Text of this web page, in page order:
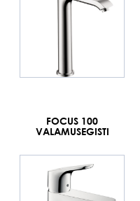
FOCUS 100
VALAMUSEGISTI